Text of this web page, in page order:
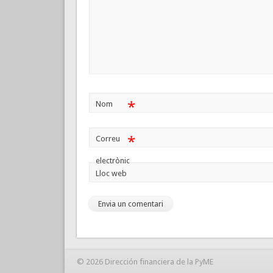
Nom *
Correu
electrònic
*
Lloc web
© 2026 Dirección financiera de la PyME